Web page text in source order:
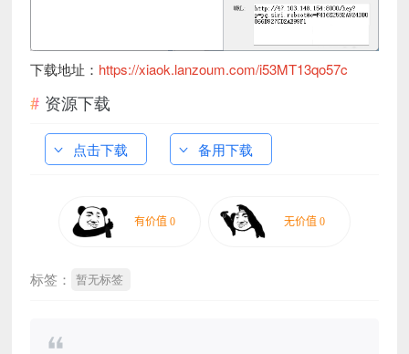
下载地址： https://xiaok.lanzoum.com/i53MT13qo57c
资源下载
点击下载 备用下载
标签： 暂无标签